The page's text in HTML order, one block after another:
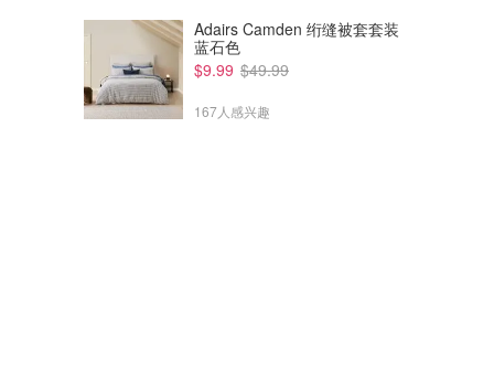
Farfetch
Adairs Camden 绗缝被套套装
蓝石色
$9.99 $49.99
167人感兴趣